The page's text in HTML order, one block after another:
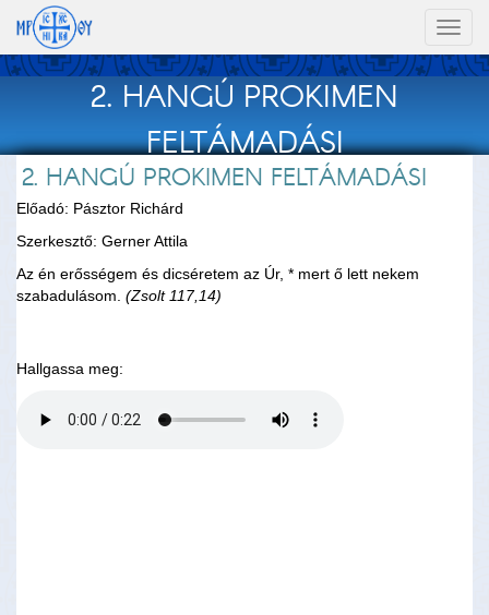
2. HANGÚ PROKIMEN
FELTÁMADÁSI
2. HANGÚ PROKIMEN FELTÁMADÁSI
Előadó: Pásztor Richárd
Szerkesztő: Gerner Attila
Az én erősségem és dicséretem az Úr, * mert ő lett nekem
szabadulásom. (Zsolt 117,14)
Hallgassa meg: